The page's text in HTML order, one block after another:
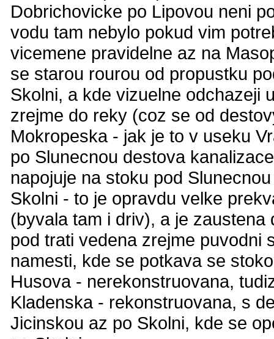
Dobrichovicke po Lipovou neni
vodu tam nebylo pokud vim
vicemene pravidelne az na
se starou rourou od propustku
Skolni, a kde vizuelne odchazeji
zrejme do reky (coz se od
Mokropeska - jak je to v useku
po Slunecnou destova
napojuje na stoku pod Slunecnou
Skolni - to je opravdu velke
(byvala tam i driv), a je
pod trati vedena zrejme puvodni
namesti, kde se potkava se
Husova - nerekonstruovana,
Kladenska - rekonstruovana, s
Jicinskou az po Skolni, kde se